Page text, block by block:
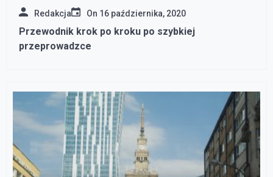
Redakcja On 16 października, 2020
Przewodnik krok po kroku po szybkiej
przeprowadzce